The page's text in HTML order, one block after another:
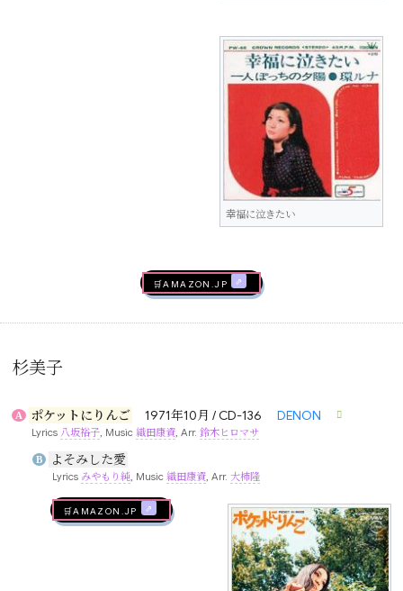
幸福に泣きたい
🛒AMAZON.jp
杉美子
A ポケットにりんご 1971年10月 / CD-136 DENON
Lyrics 八坂裕子 , Music織田康資 , Arr.鈴木ヒロマサ
B よそみした愛
Lyrics みやもり純, Music 織田康資, Arr. 大柿隆
🛒AMAZON.jp